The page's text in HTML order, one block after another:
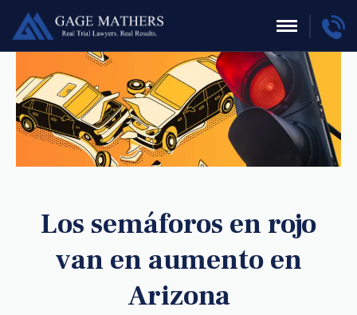
Los semáforos en rojo
van en aumento en
Arizona